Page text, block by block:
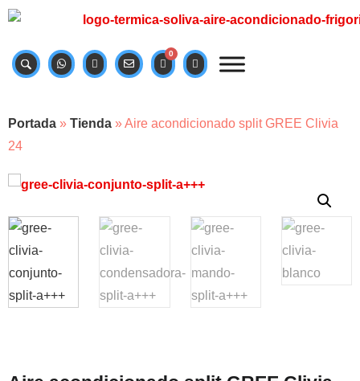
0
Portada » Tienda »Aire acondicionado split GREE Clivia
24